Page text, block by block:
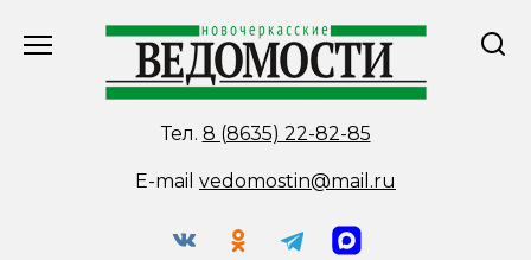
Тел. 8 (8635) 22-82-85
E-mail vedomostin@mail.ru